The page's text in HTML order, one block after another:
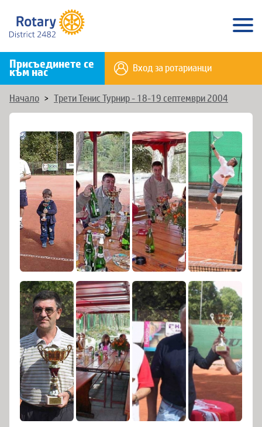
Присъединете се
към нас Вход за ротарианци
Начало > Трети Тенис Турнир - 18-19 септември 2004